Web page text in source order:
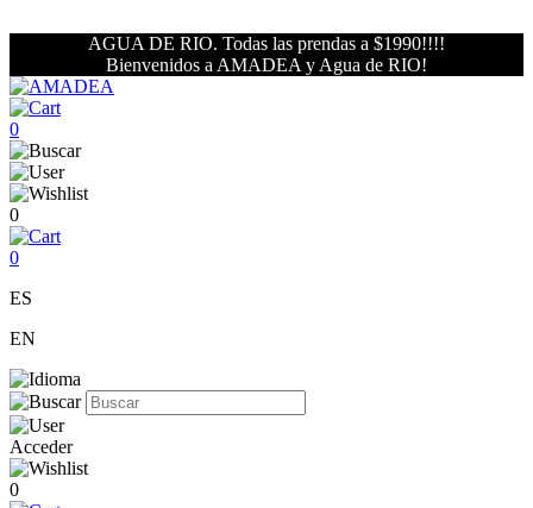
AGUA DE RIO. Todas las prendas a $1990!!!!
Bienvenidos a AMADEA y Agua de RIO!
0
0
0
ES
EN
Acceder
0